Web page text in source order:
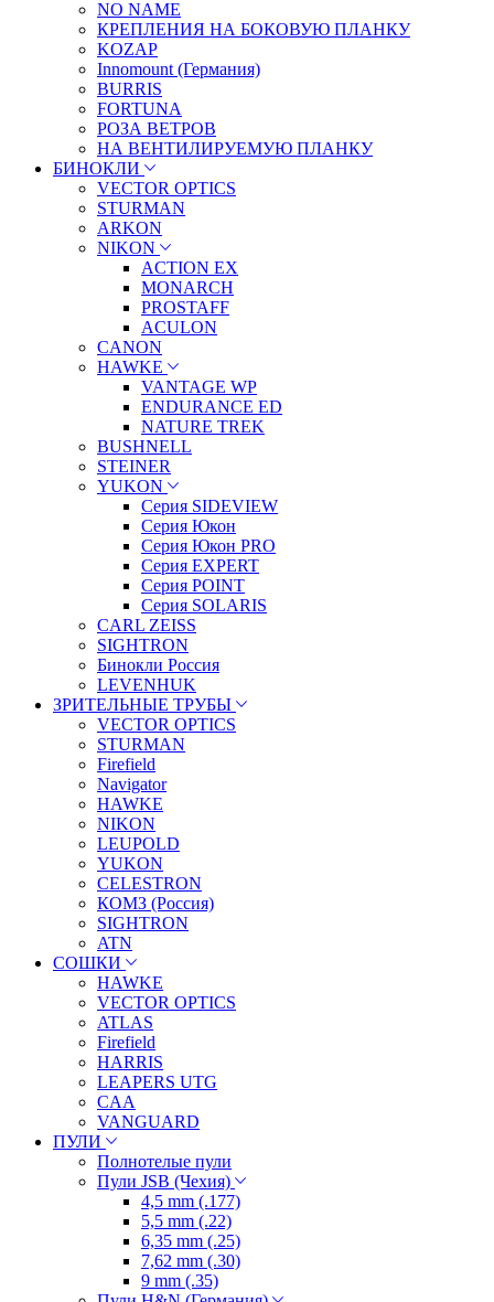
NO NAME
КРЕПЛЕНИЯ НА БОКОВУЮ ПЛАНКУ
KOZAP
Innomount (Германия)
BURRIS
FORTUNA
РОЗА ВЕТРОВ
НА ВЕНТИЛИРУЕМУЮ ПЛАНКУ
БИНОКЛИ
VECTOR OPTICS
STURMAN
ARKON
NIKON
ACTION EX
MONARCH
PROSTAFF
ACULON
CANON
HAWKE
VANTAGE WP
ENDURANCE ED
NATURE TREK
BUSHNELL
STEINER
YUKON
Серия SIDEVIEW
Серия Юкон
Серия Юкон PRO
Серия EXPERT
Серия POINT
Серия SOLARIS
CARL ZEISS
SIGHTRON
Бинокли Россия
LEVENHUK
ЗРИТЕЛЬНЫЕ ТРУБЫ
VECTOR OPTICS
STURMAN
Firefield
Navigator
HAWKE
NIKON
LEUPOLD
YUKON
CELESTRON
КОМЗ (Россия)
SIGHTRON
ATN
СОШКИ
HAWKE
VECTOR OPTICS
ATLAS
Firefield
HARRIS
LEAPERS UTG
CAA
VANGUARD
ПУЛИ
Полнотелые пули
Пули JSB (Чехия)
4,5 mm (.177)
5,5 mm (.22)
6,35 mm (.25)
7,62 mm (.30)
9 mm (.35)